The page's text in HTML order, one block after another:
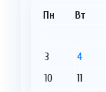
Пн Вт
3
4
10
11